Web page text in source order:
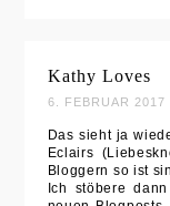
Kathy Loves
6. FEBRUAR 2017
Das sieht ja
Eclairs
Bloggern so ist
Ich stöbere